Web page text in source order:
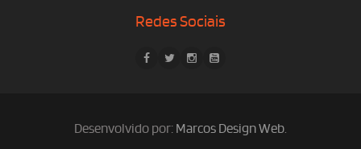
Redes Sociais
Desenvolvido por: Marcos Design Web.